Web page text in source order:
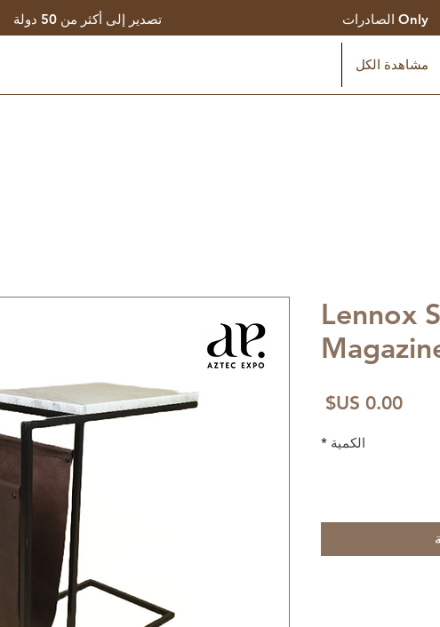
تصدير إلى أكثر من 50 دولة الصادرات Only
مشاهدة الكل
Lennox
الكمية *